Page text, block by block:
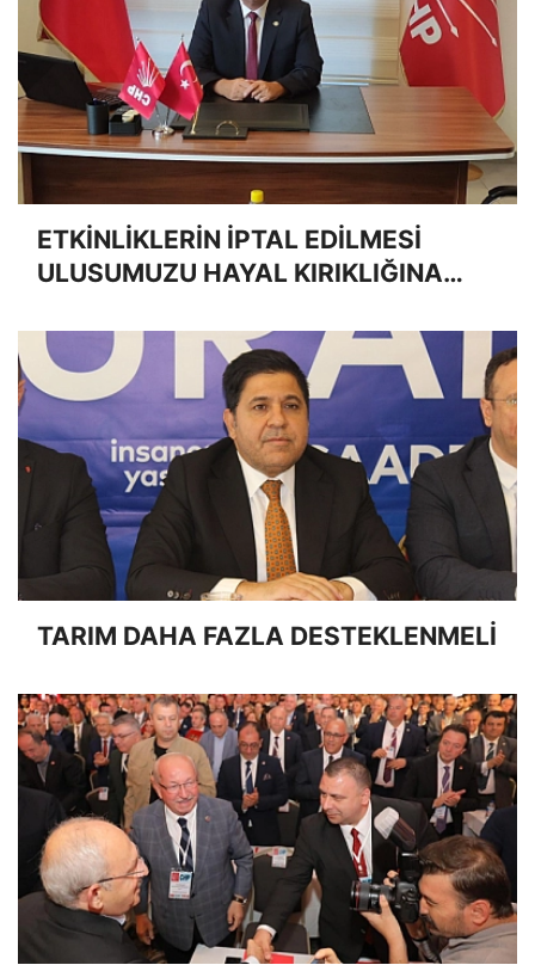
ETKİNLİKLERİN İPTAL EDİLMESİ
ULUSUMUZU HAYAL KIRIKLIĞINA
TARIM DAHA FAZLA DESTEKLENMELİ